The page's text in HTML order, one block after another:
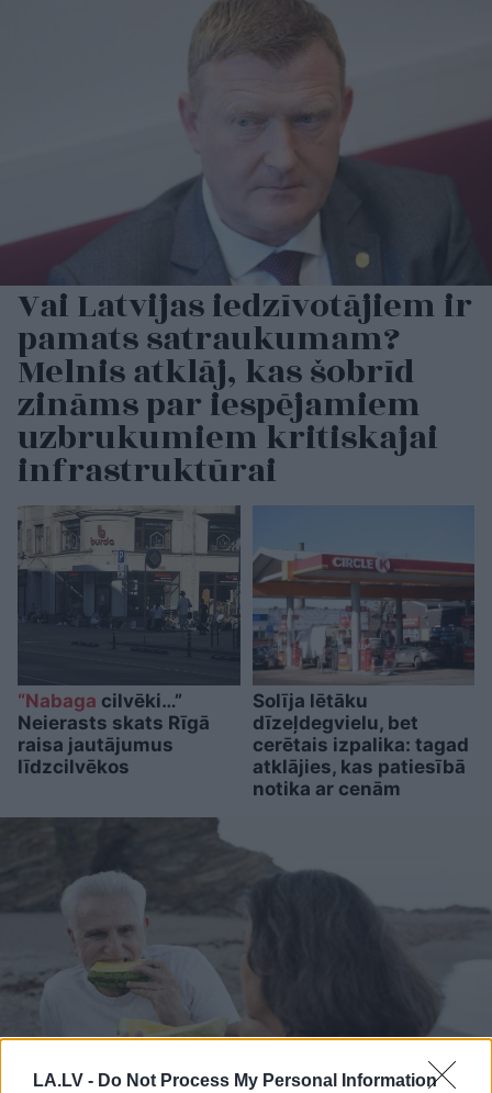
LA.LV - Do Not Process My Personal Information
Vai Latvijas iedzīvotājiem ir
pamats satraukumam?
Melnis atklāj, kas šobrīd
zināms par iespējamiem
uzbrukumiem kritiskajai
infrastruktūrai
“Nabaga cilvēki…”
Neierasts skats Rīgā
raisa jautājumus
līdzcilvēkos
Solīja lētāku
dīzeļdegvielu, bet
cerētais izpalika: tagad
atklājies, kas patiesībā
notika ar cenām